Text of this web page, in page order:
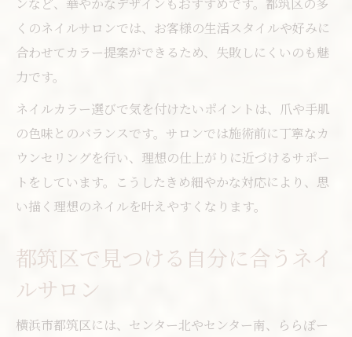
ネイルサロン都筑区で失敗しない方法
パラジェルやフィルインの魅力を解説
ジェルネイルで手元に華やぎをプラスする
ジェルネイルで美しい手元を叶える方法
都筑区で人気のマグネットジェル体験記
ジェルネイルのメリットと選び方ガイド
フィルイン施術で爪に優しいネイルを実現
都筑区で叶える旬のネイル体験術
都筑区で話題の旬なネイル体験法を紹介
くのネイルサロンでは、お客様の生活スタイルや好みに
合わせてカラー提案ができるため、失敗しにくいのも魅
力です。
ネイルカラー選びで気を付けたいポイントは、爪や手肌
の色味とのバランスです。サロンでは施術前に丁寧なカ
ウンセリングを行い、理想の仕上がりに近づけるサポー
トをしています。こうしたきめ細やかな対応により、思
い描く理想のネイルを叶えやすくなります。
都筑区で見つける自分に合うネイ
ルサロン
横浜市都筑区には、センター北やセンター南、ららぽー